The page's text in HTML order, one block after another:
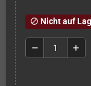
block Nicht auf
remove add